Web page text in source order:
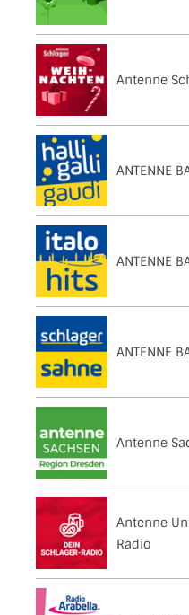
Antenne
ANTENNE
ANTENNE
ANTENNE
Antenne
Antenne
Radio